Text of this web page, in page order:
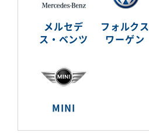
メルセデ
ス・ベンツ
フォルクス
ワーゲン
MINI